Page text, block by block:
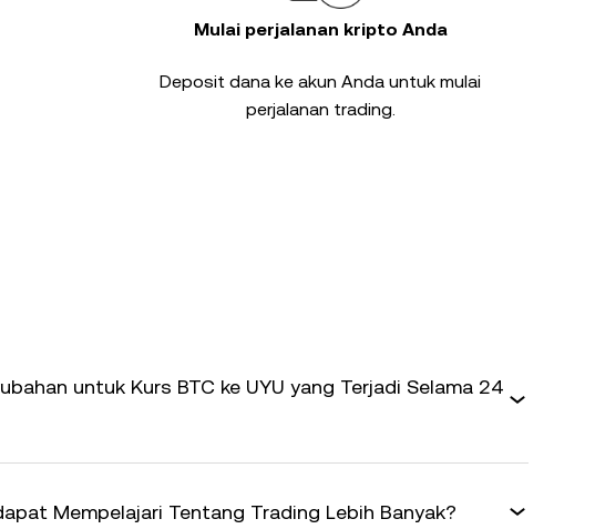
Mulai perjalanan kripto Anda
Deposit dana ke akun Anda untuk mulai
perjalanan trading.
untuk Kurs BTC ke UYU yang Terjadi Selama 24
Mempelajari Tentang Trading Lebih Banyak?